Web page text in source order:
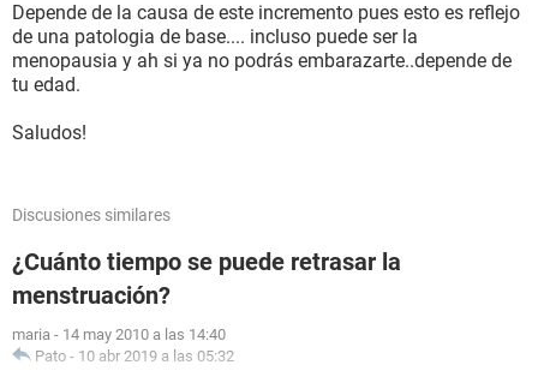
Depende de la causa de este incremento pues esto es reflejo
de una patologia de base.... incluso puede ser la
menopausia y ah si ya no podrás embarazarte..depende de
tu edad.
Saludos!
Discusiones similares
¿Cuánto tiempo se puede retrasar la
menstruación?
maria - 14 may 2010 a las 14:40
Pato - 10 abr 2019 a las 05:32